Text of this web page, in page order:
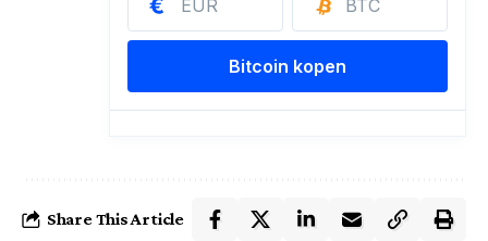
Share This Article